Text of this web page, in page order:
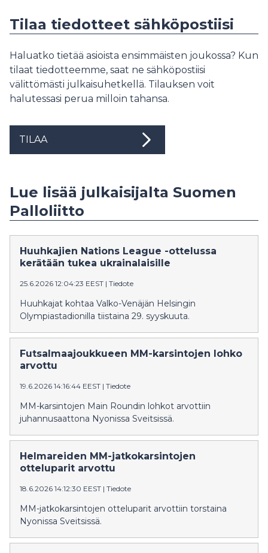
Tilaa tiedotteet sähköpostiisi
Haluatko tietää asioista ensimmäisten joukossa? Kun
tilaat tiedotteemme, saat ne sähköpostiisi
välittömästi julkaisuhetkellä. Tilauksen voit
halutessasi perua milloin tahansa.
TILAA
Lue lisää julkaisijalta Suomen
Palloliitto
Huuhkajien Nations League -ottelussa
kerätään tukea ukrainalaisille
25.6.2026 12:04:23 EEST | Tiedote
Huuhkajat kohtaa Valko-Venäjän Helsingin
Olympiastadionilla tiistaina 29. syyskuuta.
Futsalmaajoukkueen MM-karsintojen lohko
arvottu
19.6.2026 14:16:44 EEST | Tiedote
MM-karsintojen Main Roundin lohkot arvottiin
juhannusaattona Nyonissa Sveitsissä.
Helmareiden MM-jatkokarsintojen
otteluparit arvottu
18.6.2026 14:12:30 EEST | Tiedote
MM-jatkokarsintojen otteluparit arvottiin torstaina
Nyonissa Sveitsissä.